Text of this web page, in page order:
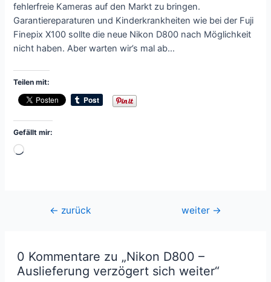
fehlerfreie Kameras auf den Markt zu bringen.
Garantiereparaturen und Kinderkrankheiten wie bei der Fuji
Finepix X100 sollte die neue Nikon D800 nach Möglichkeit
nicht haben. Aber warten wir’s mal ab…
Teilen mit:
Gefällt mir:
Wird
Beitragsnavigation
← zurück weiter →
0 Kommentare zu „Nikon D800 –
Auslieferung verzögert sich weiter“